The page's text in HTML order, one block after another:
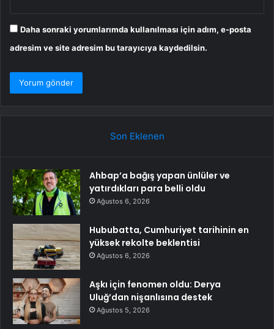
Daha sonraki yorumlarımda kullanılması için adım, e-posta
adresim ve site adresim bu tarayıcıya kaydedilsin.
Son Eklenen
Ahbap’a bağış yapan ünlüler ve
yatırdıkları para belli oldu
Ağustos 6, 2026
Hububatta, Cumhuriyet tarihinin en
yüksek rekolte beklentisi
Ağustos 6, 2026
Aşkı için fenomen oldu: Derya
Uluğ’dan nişanlısına destek
Ağustos 5, 2026